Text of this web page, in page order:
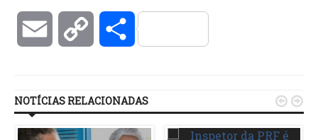
Email Copy Compartilhar
NOTÍCIAS RELACIONADAS  